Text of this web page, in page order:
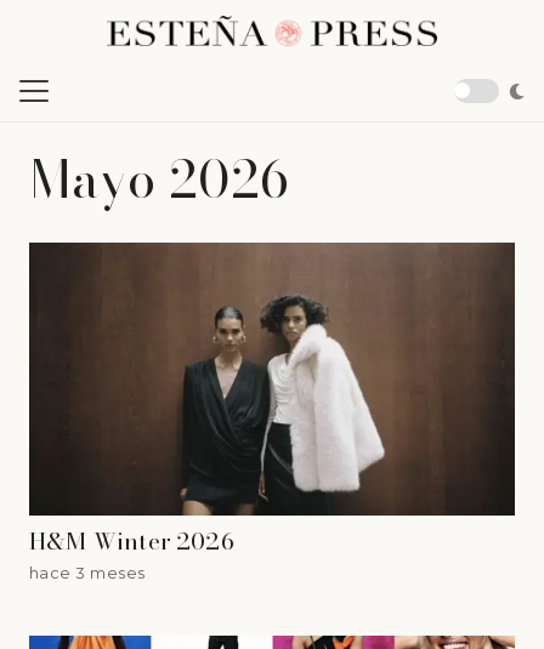
Mayo 2026
H&M Winter 2026
hace 3 meses